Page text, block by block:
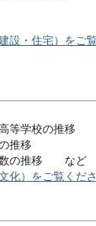
推
設・住宅）をご
等学校の推移
推移
数の推移 など
化）をご覧くだ